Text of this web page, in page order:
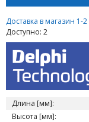
Доставка в магазин 1-
Доступно: 2
Длина [мм]:
Высота [мм]: